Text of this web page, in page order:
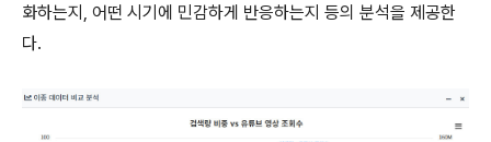
화하는지, 어떤 시기에 민감하게 반응하는지 등의 분석을 제공한
다.